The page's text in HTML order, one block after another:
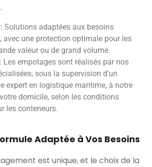
: Solutions adaptées aux besoins
avec une protection optimale pour les
valeur ou de grand volume.
: Les empotages sont réalisés par nos
sous la supervision d’un
expert en logistique maritime, à notre
domicile, selon les conditions
les conteneurs.
Adaptée à Vos Besoins
est unique, et le choix de la